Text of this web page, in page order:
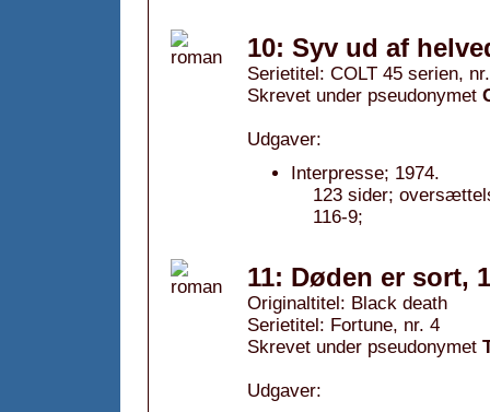
10: Syv ud af
Serietitel: COLT 45 serien,
Skrevet under pseudonymet
Udgaver:
Interpresse; 1974.
123 sider;
116-9;
11: Døden er sort,
Originaltitel: Black death
Serietitel: Fortune, nr. 4
Skrevet under pseudonymet
Udgaver: